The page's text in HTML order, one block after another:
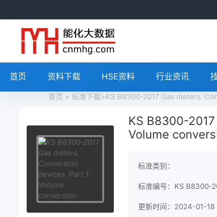
首页 资料下载 HSE资料 行业资讯
首页 > 标准下载>KS B8300-2017 Gas meters.
KS B8300-
Volume
标准类别：
标准编号：KS B8300-
更新时间：2024-01-18